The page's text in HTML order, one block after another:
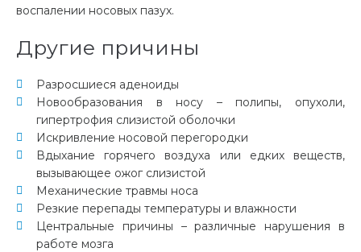
воспалении носовых пазух.
Другие причины
Разросшиеся аденоиды
Новообразования в носу – полипы, опухоли,
гипертрофия слизистой оболочки
Искривление носовой перегородки
Вдыхание горячего воздуха или едких веществ,
вызывающее ожог слизистой
Механические травмы носа
Резкие перепады температуры и влажности
Центральные причины – различные нарушения в
работе мозга